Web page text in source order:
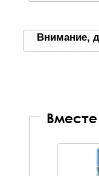
Внимание,